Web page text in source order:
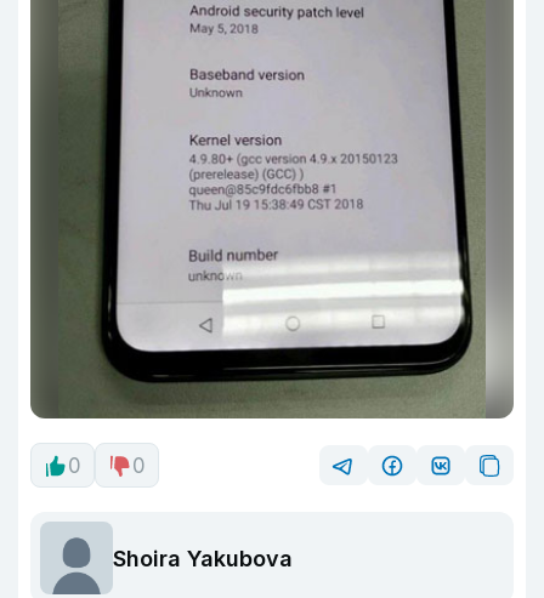
0 0
Shoira Yakubova